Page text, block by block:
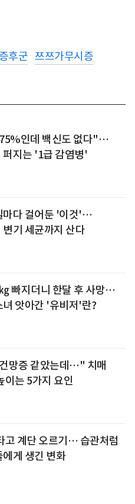
후군 쯔쯔가무시증
인데 백신도 없다"…
퍼지는 '1급 감염병'
마다 걸어둔 '이것'…
변기 세균까지 산다
빠지더니 한달 후 사망…
녀 앗아간 '유비저'란?
망증 같았는데…" 치매
이는 5가지 요인
고 계단 오르기… 습관처럼
에게 생긴 변화